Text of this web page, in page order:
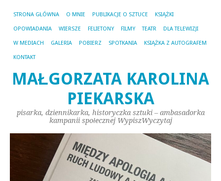
STRONA GŁÓWNA O MNIE PUBLIKACJE O SZTUCE KSIĄŻKI
OPOWIADANIA WIERSZE FELIETONY FILMY TEATR DLA TELEWIZJI
W MEDIACH GALERIA POBIERZ SPOTKANIA KSIĄŻKA Z AUTOGRAFEM
KONTAKT
MAŁGORZATA KAROLINA
PIEKARSKA
pisarka, dziennikarka, historyczka sztuki – ambasadorka
kampanii społecznej WypiszWyczytaj